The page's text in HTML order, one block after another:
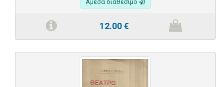
Άμεσα διαθέσιμο
12.00€